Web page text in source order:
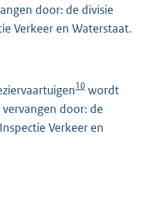
door: de divisie
Verkeer en Waterstaat.
10 wordt
door: de
Verkeer en